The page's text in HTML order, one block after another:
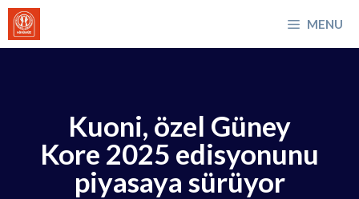
İçeriğe
atla
MENU
Kuoni, özel Güney
Kore 2025 edisyonunu
piyasaya sürüyor